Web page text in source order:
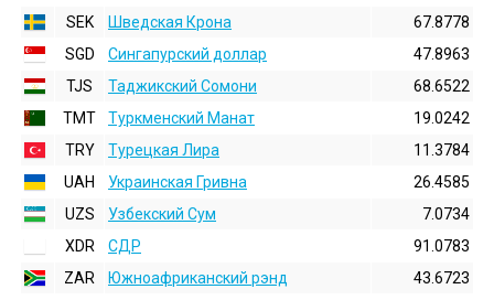
SEK
Шведская Крона
67.8778
SGD
Сингапурский доллар
47.8963
TJS
Таджикский Сомони
68.6522
TMT
Туркменский Манат
19.0242
TRY
Турецкая Лира
11.3784
UAH
Украинская Гривна
26.4585
UZS
Узбекский Сум
7.0734
XDR
СДР
91.0783
ZAR
Южноафриканский рэнд 43.6723